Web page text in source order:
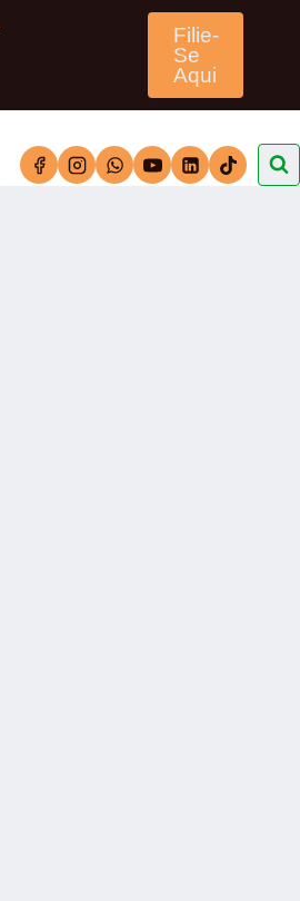
Filie-
Se
Aqui